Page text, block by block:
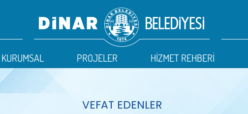
KURUMSAL PROJELER HİZMET REHBERİ
VEFAT EDENLER